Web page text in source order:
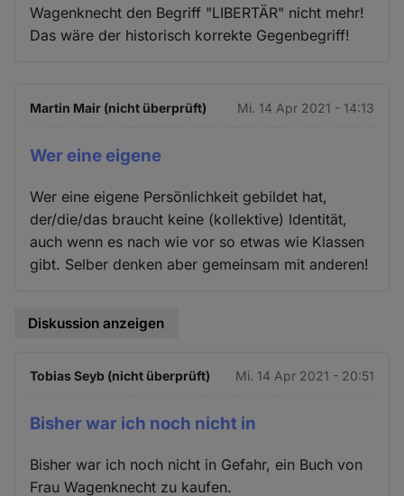
Wagenknecht den Begriff "LIBERTÄR" nicht mehr!
Das wäre der historisch korrekte Gegenbegriff!
Martin Mair (nicht überprüft) Mi. 14 Apr 2021 - 14:13
Wer eine eigene
Wer eine eigene Persönlichkeit gebildet hat,
der/die/das braucht keine (kollektive) Identität,
auch wenn es nach wie vor so etwas wie Klassen
gibt. Selber denken aber gemeinsam mit anderen!
Diskussion anzeigen
Tobias Seyb (nicht überprüft) Mi. 14 Apr 2021 - 20:51
Bisher war ich noch nicht in
Bisher war ich noch nicht in Gefahr, ein Buch von
Frau Wagenknecht zu kaufen.